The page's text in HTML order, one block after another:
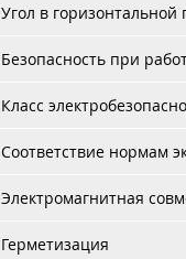
Угол в горизонтальной
Безопасность при
Класс
Соответствие нормам
Электромагнитная
Герметизация